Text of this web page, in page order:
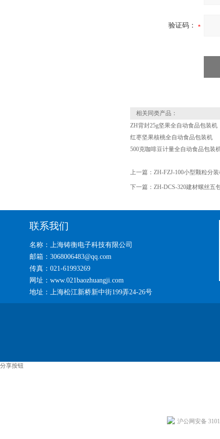
验证码：
相关同类产品：
ZH背封25g坚果全自动食品包装机
红枣坚果核桃全自动食品包装机
500克咖啡豆计量全自动食品包装
上一篇： ZH-FZJ-100小型颗粒分
下一篇： ZH-DCS-320建材螺丝五
联系我们
名称：上海铸衡电子科技有限公司
邮箱：3068006483@qq.com
传真：021-61993269
网址：www.021baozhuangji.com
地址：上海松江新桥新中街199弄24-26号
分享按钮
沪公网安备